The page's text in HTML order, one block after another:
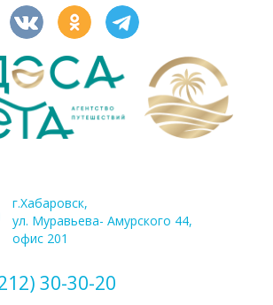
г.Хабаровск,
ул. Муравьева- Амурского 44,
офис 201
30-30-20